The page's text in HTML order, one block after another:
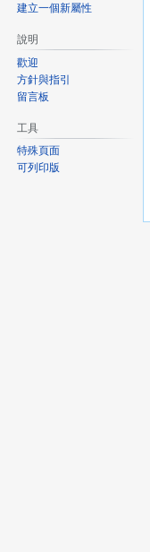
建立一個新屬性
說明
歡迎
方針與指引
留言板
工具
特殊頁面
可列印版